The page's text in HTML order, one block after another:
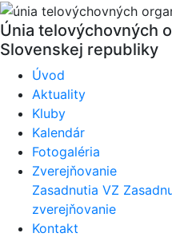
Únia telovýchovných
Slovenskej republiky
Úvod
Aktuality
Kluby
Kalendár
Fotogaléria
Zverejňovanie
Zasadnutia VZ
zverejňovanie
Kontakt